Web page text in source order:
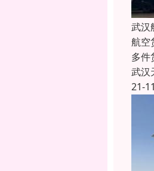
武汉
航空
多件
武汉
21-